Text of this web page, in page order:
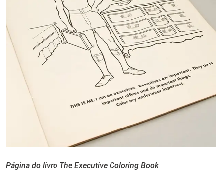
Página do livro The Executive Coloring Book